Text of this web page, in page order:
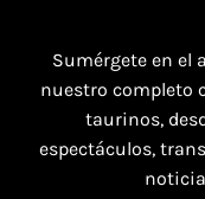
7 de agosto de
TOROS
Sumérgete en el
nuestro completo
taurinos,
espectáculos,